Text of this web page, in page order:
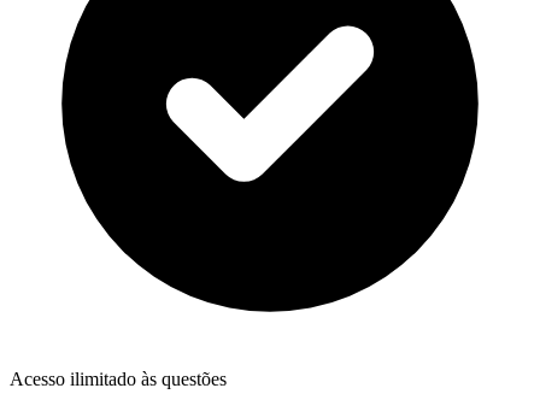
Acesso ilimitado às questões